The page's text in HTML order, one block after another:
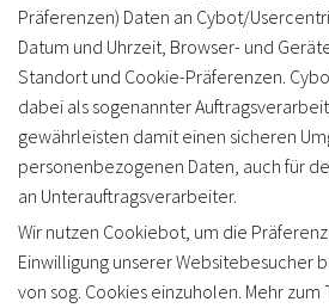
Präferenzen) Daten an Cybot/
Datum und Uhrzeit, Browser- und
Standort und Cookie-Präferenzen.
dabei als sogenannter
gewährleisten damit einen sicheren
personenbezogenen Daten, auch für
an Unterauftragsverarbeiter.
Wir nutzen Cookiebot, um die
Einwilligung unserer Websitebesucher
von sog. Cookies einzuholen. Mehr